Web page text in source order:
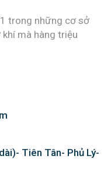
trong những cơ sở
mà hàng triệu
Tiên Tân- Phủ Lý-